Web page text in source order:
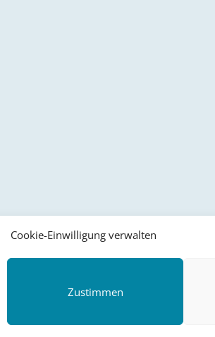
Cookie-Einwilligung verwalten
Zustimmen